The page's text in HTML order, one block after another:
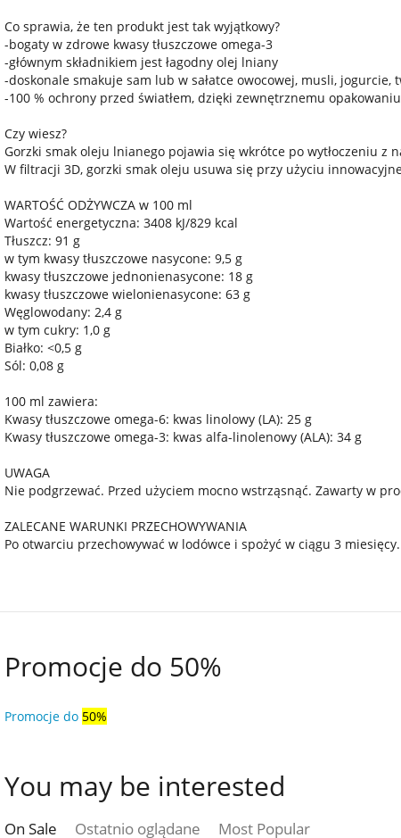
Co sprawia, że ten produkt jest tak wyjątkowy?
-bogaty w zdrowe kwasy tłuszczowe omega-3
-głównym składnikiem jest łagodny olej lniany
-doskonale smakuje sam lub w sałatce owocowej, musli, jogurcie,
-100 % ochrony przed światłem, dzięki zewnętrznemu opakowaniu
Czy wiesz?
Gorzki smak oleju lnianego pojawia się wkrótce po wytłoczeniu z
W filtracji 3D, gorzki smak oleju usuwa się przy użyciu
WARTOŚĆ ODŻYWCZA w 100 ml
Wartość energetyczna: 3408 kJ/829 kcal
Tłuszcz: 91 g
w tym kwasy tłuszczowe nasycone: 9,5 g
kwasy tłuszczowe jednonienasycone: 18 g
kwasy tłuszczowe wielonienasycone: 63 g
Węglowodany: 2,4 g
w tym cukry: 1,0 g
Białko: <0,5 g
Sól: 0,08 g
100 ml zawiera:
Kwasy tłuszczowe omega-6: kwas linolowy (LA): 25 g
Kwasy tłuszczowe omega-3: kwas alfa-linolenowy (ALA): 34 g
UWAGA
Nie podgrzewać. Przed użyciem mocno wstrząsnąć. Zawarty w
ZALECANE WARUNKI PRZECHOWYWANIA
Po otwarciu przechowywać w lodówce i spożyć w ciągu 3 miesięcy.
Promocje do 50%
Promocje do 50%
You may be interested
On Sale Ostatnio oglądane Most Popular